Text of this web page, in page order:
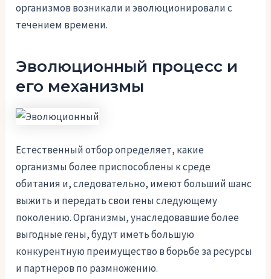
организмов возникали и эволюционировали с
течением времени.
Эволюционный процесс и
его механизмы
Естественный отбор определяет, какие
организмы более приспособлены к среде
обитания и, следовательно, имеют больший шанс
выжить и передать свои гены следующему
поколению. Организмы, унаследовавшие более
выгодные гены, будут иметь большую
конкурентную преимущество в борьбе за ресурсы
и партнеров по размножению.